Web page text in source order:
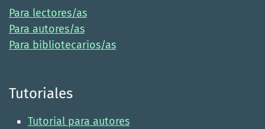
Para lectores/as
Para autores/as
Para bibliotecarios/as
Tutoriales
Tutorial para autores